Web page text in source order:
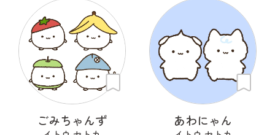
ごみちゃんず あわにゃん